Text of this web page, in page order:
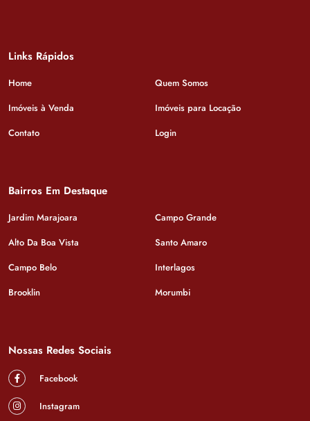
Links Rápidos
Home
Quem Somos
Imóveis à Venda
Imóveis para Locação
Contato
Login
Bairros Em Destaque
Jardim Marajoara
Campo Grande
Alto Da Boa Vista
Santo Amaro
Campo Belo
Interlagos
Brooklin
Morumbi
Nossas Redes Sociais
Facebook
Instagram